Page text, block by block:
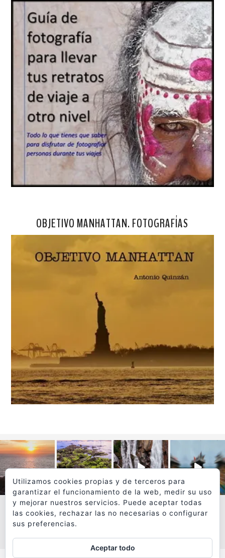
OBJETIVO MANHATTAN. FOTOGRAFÍAS
VER MÁS
Utilizamos cookies propias y de terceros para
garantizar el funcionamiento de la web, medir su uso
y mejorar nuestros servicios. Puede aceptar todas
las cookies, rechazar las no necesarias o configurar
sus preferencias.
Aceptar todo